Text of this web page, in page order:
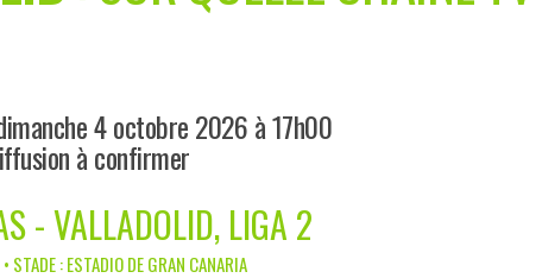
4 octobre 2026 à 17h00
à confirmer
- VALLADOLID, LIGA 2
STADE : ESTADIO DE GRAN CANARIA